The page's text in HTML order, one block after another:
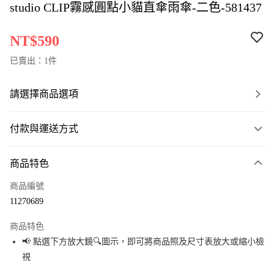
studio CLIP霧感圓點小貓直傘雨傘-二色-581437
NT$590
已賣出：1件
請選擇商品選項
付款與運送方式
信用卡一次付款
街口支付
悠遊付
商品特色
商品編號
11270689
商品特色
📢 點選下方放大鏡🔍圖示，即可將商品照及尺寸表放大或縮小檢
視